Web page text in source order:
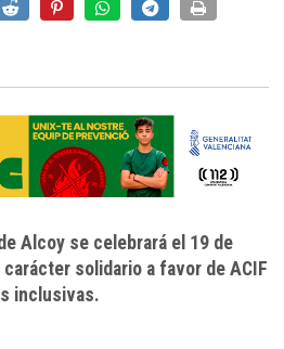
Alcoy se celebrará el 19 de
solidario a favor de ACIF
inclusivas.